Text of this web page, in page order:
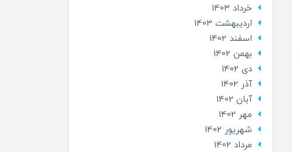
خرداد 1403
ارديبهشت 1403
اسفند 1402
بهمن 1402
دی 1402
آذر 1402
آبان 1402
مهر 1402
شهریور 1402
مرداد 1402